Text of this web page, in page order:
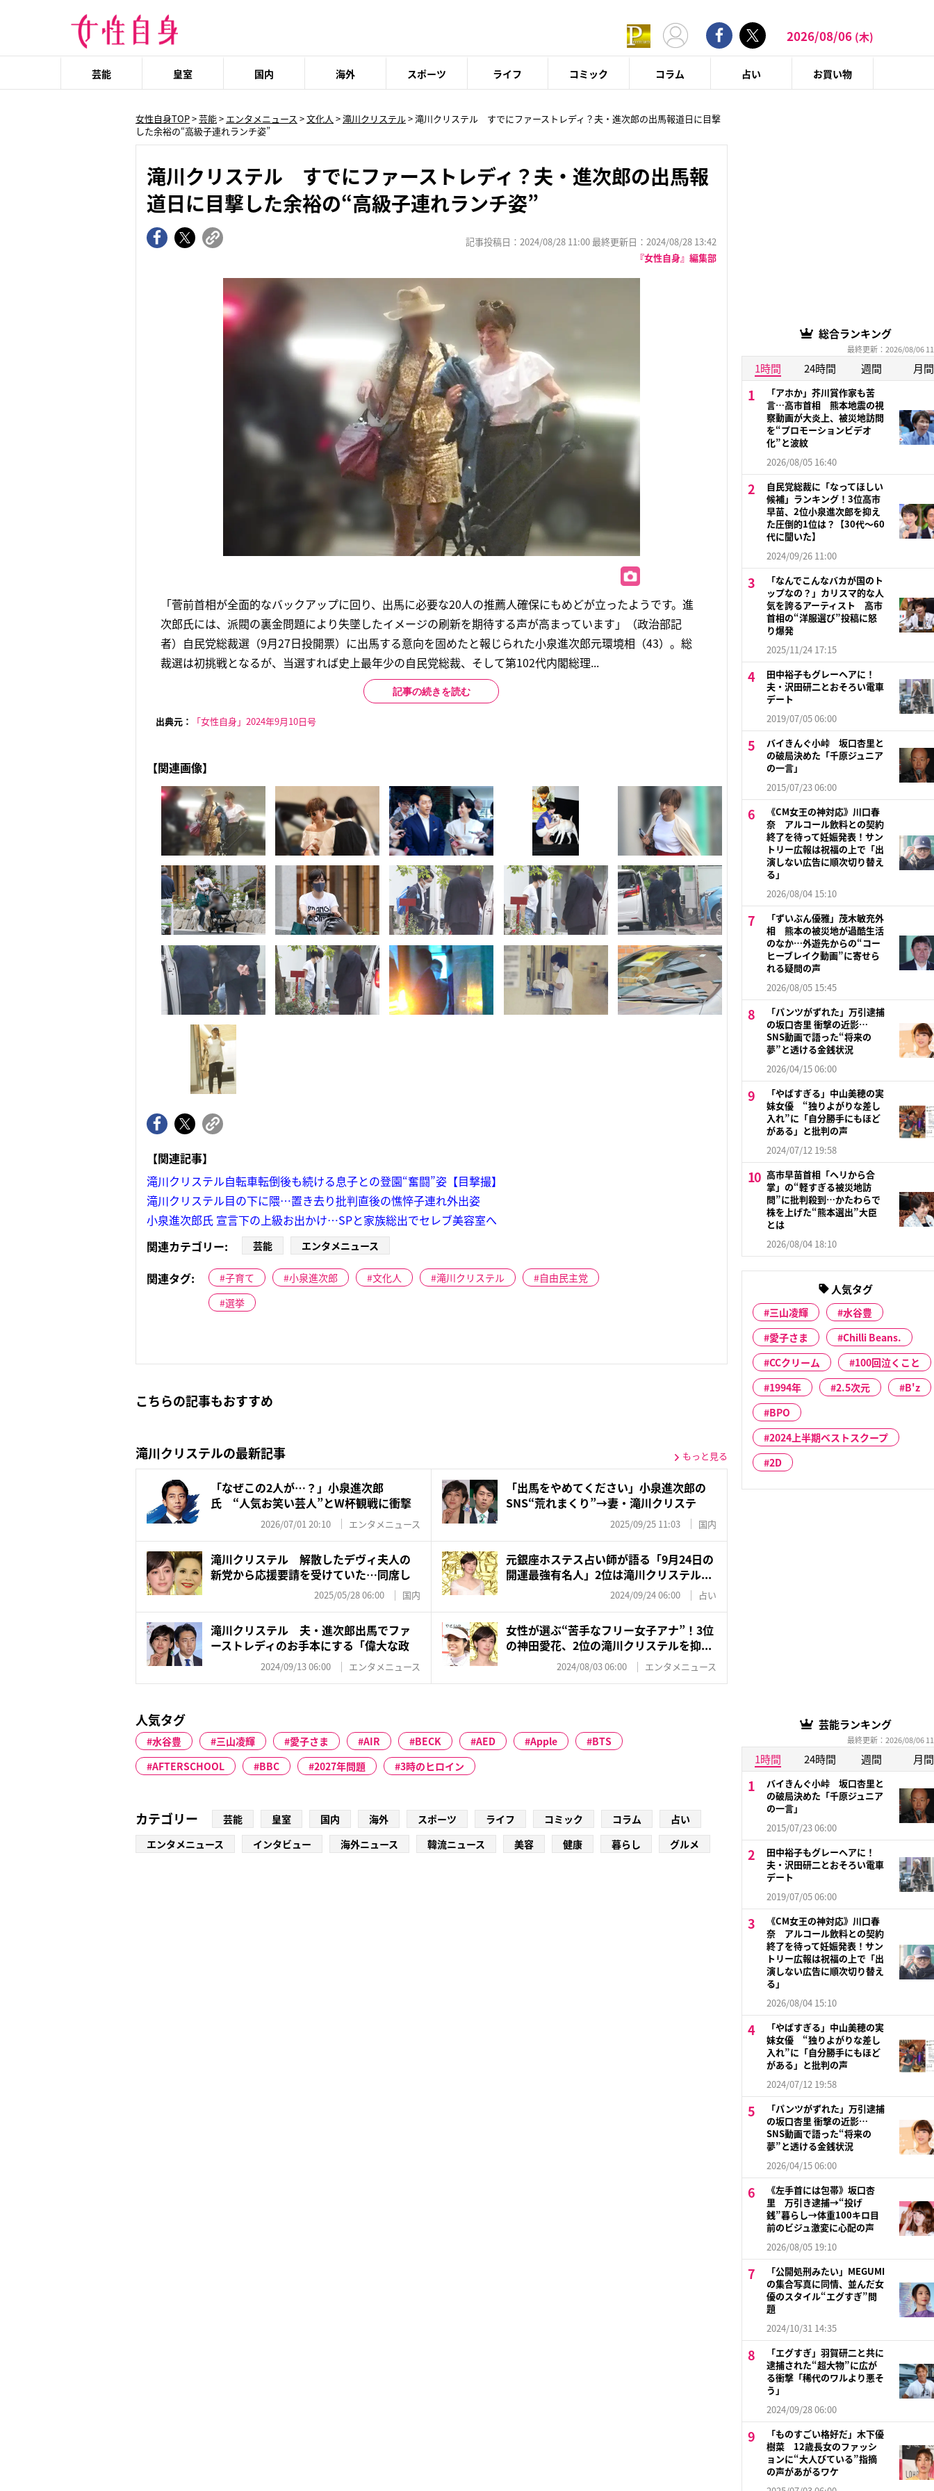
2026/08/06 (木)
芸能 皇室 国内 海外 スポーツ ライフ コミック コラム 占い お買い物
女性自身TOP>芸能> エンタメニュース >文化人 >滝川クリステル> 滝川クリステル すでにファーストレディ？夫・進次郎の出馬報道日に目撃
した余裕の“高級子連れランチ姿”
滝川クリステル すでにファーストレディ？夫・進次郎の出馬報
道日に目撃した余裕の“高級子連れランチ姿”
記事投稿日：2024/08/28 11:00 最終更新日：2024/08/28 13:42
『女性自身』編集部
「菅前首相が全面的なバックアップに回り、出馬に必要な20人の推薦人確保にもめどが立ったようです。進
次郎氏には、派閥の裏金問題により失墜したイメージの刷新を期待する声が高まっています」（政治部記
者）自民党総裁選（9月27日投開票）に出馬する意向を固めたと報じられた小泉進次郎元環境相（43）。総
裁選は初挑戦となるが、当選すれば史上最年少の自民党総裁、そして第102代内閣総理...
記事の続きを読む
出典元： 「女性自身」2024年9月10日号
【関連画像】
【関連記事】
滝川クリステル自転車転倒後も続ける息子との登園“奮闘”姿【目撃撮】
滝川クリステル目の下に隈…置き去り批判直後の憔悴子連れ外出姿
小泉進次郎氏 宣言下の上級お出かけ…SPと家族総出でセレブ美容室へ
関連カテゴリー:
芸能 エンタメニュース
関連タグ: 子育て 小泉進次郎 文化人 滝川クリステル
自由民主党
選挙
こちらの記事もおすすめ
滝川クリステルの最新記事 もっと見る
「なぜこの2人が…？」小泉進次郎
氏 “人気お笑い芸人”とW杯観戦に衝撃
2026/07/01 20:10 エンタメニュース
「出馬をやめてください」小泉進次郎の
SNS“荒れまくり”→妻・滝川クリステ
2025/09/25 11:03 国内
滝川クリステル 解散したデヴィ夫人の
新党から応援要請を受けていた…同席し
2025/05/28 06:00 国内
元銀座ホステス占い師が語る「9月24日の
開運最強有名人」2位は滝川クリステル...
2024/09/24 06:00 占い
滝川クリステル 夫・進次郎出馬でファ
ーストレディのお手本にする「偉大な政
2024/09/13 06:00 エンタメニュース
女性が選ぶ“苦手なフリー女子アナ”！3位
の神田愛花、2位の滝川クリステルを抑...
2024/08/03 06:00 エンタメニュース
人気タグ
水谷豊 三山凌輝 愛子さま AIR BECK AED Apple
BTS
AFTERSCHOOL
BBC 2027年問題 3時のヒロイン
カテゴリー 芸能 皇室 国内 海外 スポーツ ライフ コミック コラム
占い
エンタメニュース
インタビュー 海外ニュース 韓流ニュース 美容 健康 暮らし グルメ
総合ランキング
最終更新：2026/08/06
1時間 24時間 週間 月間
「アホか」芥川賞作家も苦
言…高市首相 熊本地震の視
察動画が大炎上、被災地訪問
を“プロモーションビデオ
化”と波紋
2026/08/05 16:40
自民党総裁に「なってほしい
候補」ランキング！3位高市
早苗、2位小泉進次郎を抑え
た圧倒的1位は？【30代〜60
代に聞いた】
2024/09/26 11:00
「なんでこんなバカが国のト
ップなの？」カリスマ的な人
気を誇るアーティスト 高市
首相の“洋服選び”投稿に怒
り爆発
2025/11/24 17:15
田中裕子もグレーヘアに！
夫・沢田研二とおそろい電車
デート
2019/07/05 06:00
バイきんぐ小峠 坂口杏里と
の破局決めた「千原ジュニア
の一言」
2015/07/23 06:00
《CM女王の神対応》川口春
奈 アルコール飲料との契約
終了を待って妊娠発表！サン
トリー広報は祝福の上で「出
演しない広告に順次切り替え
る」
2026/08/04 15:10
「ずいぶん優雅」茂木敏充外
相 熊本の被災地が過酷生活
のなか…外遊先からの“コー
ヒーブレイク動画”に寄せら
れる疑問の声
2026/08/05 15:45
「パンツがずれた」万引逮捕
の坂口杏里 衝撃の近影…
SNS動画で語った“将来の
夢”と透ける金銭状況
2026/04/15 06:00
「やばすぎる」中山美穂の実
妹女優 “独りよがりな差し
入れ”に「自分勝手にもほど
がある」と批判の声
2024/07/12 19:58
高市早苗首相「ヘリから合
掌」の“軽すぎる被災地訪
問”に批判殺到…かたわらで
株を上げた“熊本選出”大臣
とは
2026/08/04 18:10
人気タグ
三山凌輝
水谷豊
愛子さま
Chilli Beans.
CCクリーム
100回泣くこと
1994年
2.5次元
B'z
BPO
2024上半期ベストスクープ
2D
芸能ランキング
最終更新：2026/08/06
1時間 24時間 週間 月間
バイきんぐ小峠 坂口杏里と
の破局決めた「千原ジュニア
の一言」
2015/07/23 06:00
田中裕子もグレーヘアに！
夫・沢田研二とおそろい電車
デート
2019/07/05 06:00
《CM女王の神対応》川口春
奈 アルコール飲料との契約
終了を待って妊娠発表！サン
トリー広報は祝福の上で「出
演しない広告に順次切り替え
る」
2026/08/04 15:10
「やばすぎる」中山美穂の実
妹女優 “独りよがりな差し
入れ”に「自分勝手にもほど
がある」と批判の声
2024/07/12 19:58
「パンツがずれた」万引逮捕
の坂口杏里 衝撃の近影…
SNS動画で語った“将来の
夢”と透ける金銭状況
2026/04/15 06:00
《左手首には包帯》坂口杏
里 万引き逮捕→“投げ
銭”暮らし→体重100キロ目
前のビジュ激変に心配の声
2026/08/05 19:10
「公開処刑みたい」MEGUMI
の集合写真に同情、並んだ女
優のスタイル“エグすぎ”問
題
2024/10/31 14:35
「エグすぎ」羽賀研二と共に
逮捕された“超大物”に広が
る衝撃「稀代のワルより悪そ
う」
2024/09/28 06:00
「ものすごい格好だ」木下優
樹菜 12歳長女のファッシ
ョンに“大人びている”指摘
の声があがるワケ